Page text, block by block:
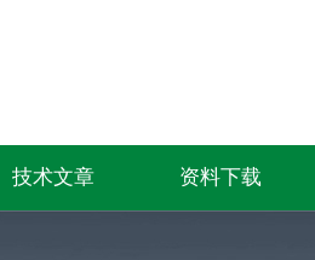
技术文章 资料下载